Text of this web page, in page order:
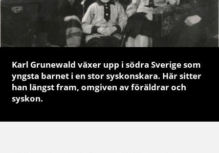
Karl Grunewald växer upp i södra Sverige som
yngsta barnet i en stor syskonskara. Här sitter
han längst fram, omgiven av föräldrar och
syskon.